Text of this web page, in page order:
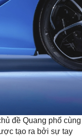
đề Quang phổ cùng
tạo ra bởi sự tay